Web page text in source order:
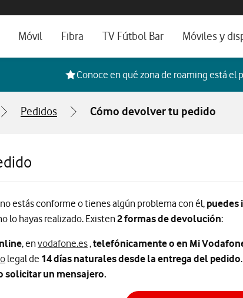
y autónomos, ayuda e idioma
y autónomos
Móvil
Tarifas de Móvil
Líneas adicionales
Fibra
Tarifas de Fibra óptica
Cobertura de Fibra
Teléfono fijo
TV Fútbol Bar Móviles y
Catálogo de
Ordenadores
Ver todos
Conoce en qué zona de roaming está el
Pedidos Cómo devolver tu pedido
estás conforme o tienes algún problema con él, puedes
lo hayas realizado. Existen2 formas de devolución:
, envodafone.esVodafone.es
,telefónicamente o en Mi
legal de 14 días naturales desde la entrega del pedido
solicitar un mensajero.